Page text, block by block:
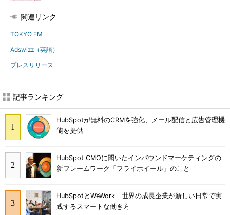
関連リンク
TOKYO FM
Adswizz（英語）
プレスリリース
記事ランキング
HubSpotが無料のCRMを強化、メール配信と広告管理機
能を提供
HubSpot CMOに聞いたインバウンドマーケティングの
新フレームワーク「フライホイール」のこと
HubSpotとWeWork 世界の成長企業が新しい日常で実
践するスマートな働き方